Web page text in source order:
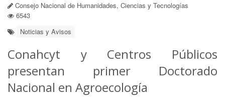
Consejo Nacional de Humanidades, Ciencias y Tecnologías
6543
Noticias y Avisos
Conahcyt y Centros Públicos
presentan primer Doctorado
Nacional en Agroecología